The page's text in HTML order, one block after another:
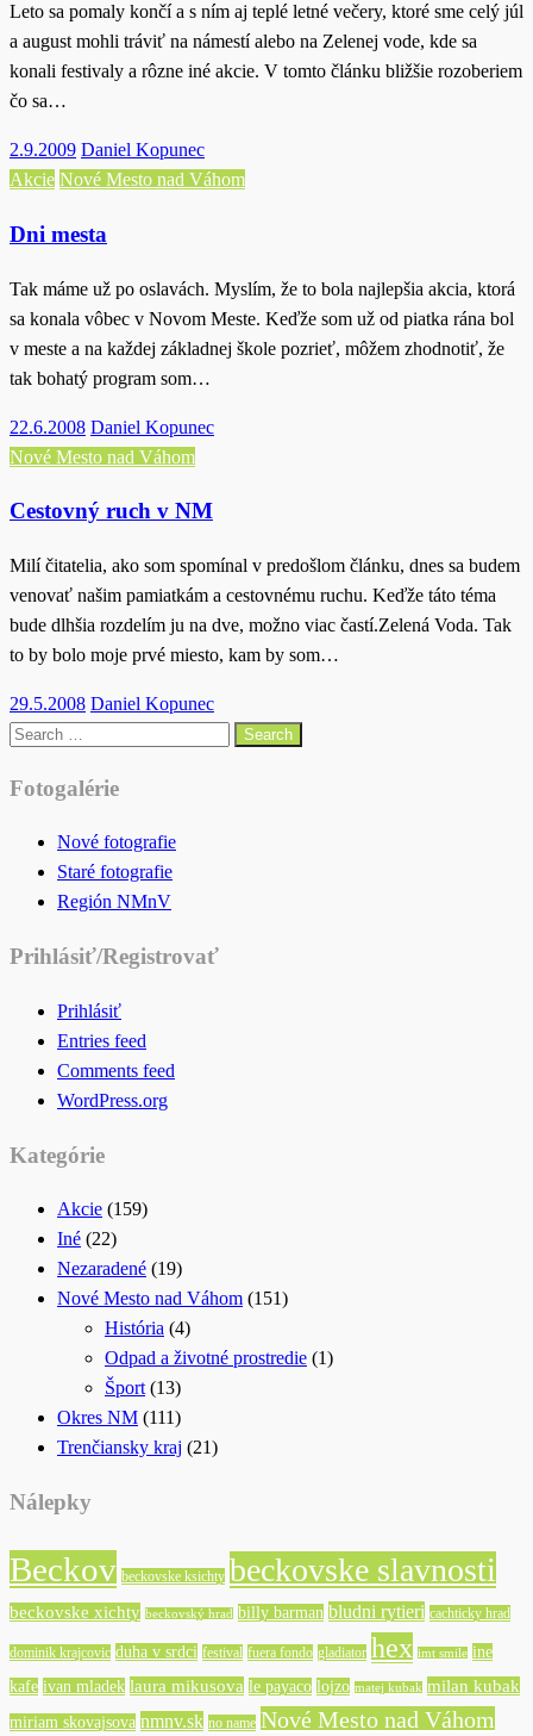
Leto sa pomaly končí a s ním aj teplé letné večery, ktoré sme celý júl
a august mohli tráviť na námestí alebo na Zelenej vode, kde sa
konali festivaly a rôzne iné akcie. V tomto článku bližšie rozoberiem
čo sa…
Posted
on
2.9.2009 Daniel Kopunec
Akcie Nové Mesto nad Váhom
Dni mesta
Tak máme už po oslavách. Myslím, že to bola najlepšia akcia, ktorá
sa konala vôbec v Novom Meste. Keďže som už od piatka rána bol
v meste a na každej základnej škole pozrieť, môžem zhodnotiť, že
tak bohatý program som…
Posted
on
22.6.2008 Daniel Kopunec
Nové Mesto nad Váhom
Cestovný ruch v NM
Milí čitatelia, ako som spomínal v predošlom článku, dnes sa budem
venovať našim pamiatkám a cestovnému ruchu. Keďže táto téma
bude dlhšia rozdelím ju na dve, možno viac častí.Zelená Voda. Tak
to by bolo moje prvé miesto, kam by som…
Posted
on
29.5.2008 Daniel Kopunec
Search
Fotogalérie
Nové fotografie
Staré fotografie
Región NMnV
Prihlásiť/Registrovať
Prihlásiť
Entries feed
Comments feed
WordPress.org
Kategórie
Akcie (159)
Iné (22)
Nezaradené (19)
Nové Mesto nad Váhom (151)
História (4)
Odpad a životné prostredie (1)
Šport (13)
Okres NM (111)
Trenčiansky kraj (21)
Nálepky
Beckov beckovske ksichty beckovske slavnosti
beckovske xichty beckovský hrad billy barman bludni rytieri cachticky hrad
dominik krajcovic duha v srdci festival fuera fondo gladiator hex imt smile ine
kafe ivan mladek laura mikusova le payaco lojzo matej kubak milan kubak
miriam skovajsova nmnv.sk no name Nové Mesto nad Váhom